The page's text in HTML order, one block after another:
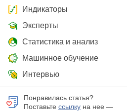
Индикаторы
Эксперты
Статистика и анализ
Машинное обучение
Интервью
Понравилась статья?
Поставьте ссылку на нее —